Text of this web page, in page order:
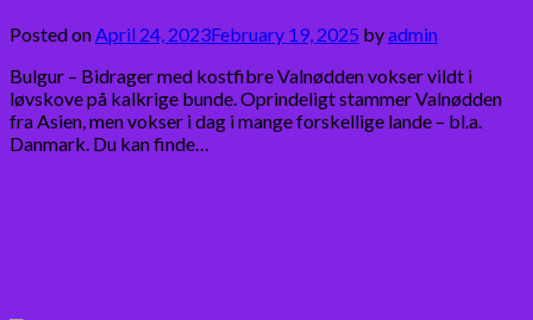
Posted on April 24, 2023February 19, 2025 byadmin
Bulgur – Bidrager med kostfibre Valnødden vokser vildt i
løvskove på kalkrige bunde. Oprindeligt stammer Valnødden
fra Asien, men vokser i dag i mange forskellige lande – bl.a.
Danmark. Du kan finde…